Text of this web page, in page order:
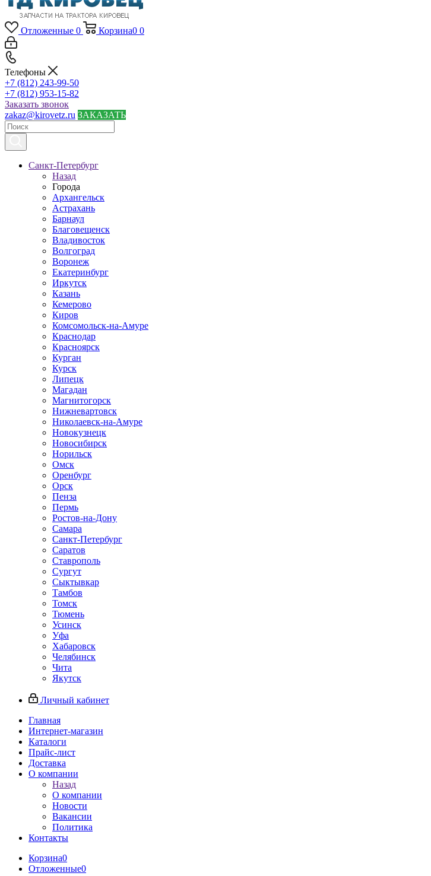
Отложенные 0 Корзина0 0
Телефоны
+7 (812) 243-99-50
+7 (812) 953-15-82
Заказать звонок
zakaz@kirovetz.ru ЗАКАЗАТЬ
Санкт-Петербург
Назад
Города
Архангельск
Астрахань
Барнаул
Благовещенск
Владивосток
Волгоград
Воронеж
Екатеринбург
Иркутск
Казань
Кемерово
Киров
Комсомольск-на-Амуре
Краснодар
Красноярск
Курган
Курск
Липецк
Магадан
Магнитогорск
Нижневартовск
Николаевск-на-Амуре
Новокузнецк
Новосибирск
Норильск
Омск
Оренбург
Орск
Пенза
Пермь
Ростов-на-Дону
Самара
Санкт-Петербург
Саратов
Ставрополь
Сургут
Сыктывкар
Тамбов
Томск
Тюмень
Усинск
Уфа
Хабаровск
Челябинск
Чита
Якутск
Личный кабинет
Главная
Интернет-магазин
Каталоги
Прайс-лист
Доставка
О компании
Назад
О компании
Новости
Вакансии
Политика
Контакты
Корзина0
Отложенные0